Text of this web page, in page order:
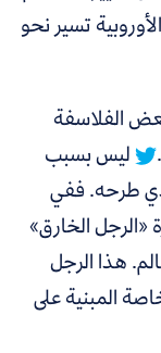
تسير نحو
الفلاسفة
ليس بسبب
طرحه. ففي
الخارق»
هذا الرجل
المبنية على